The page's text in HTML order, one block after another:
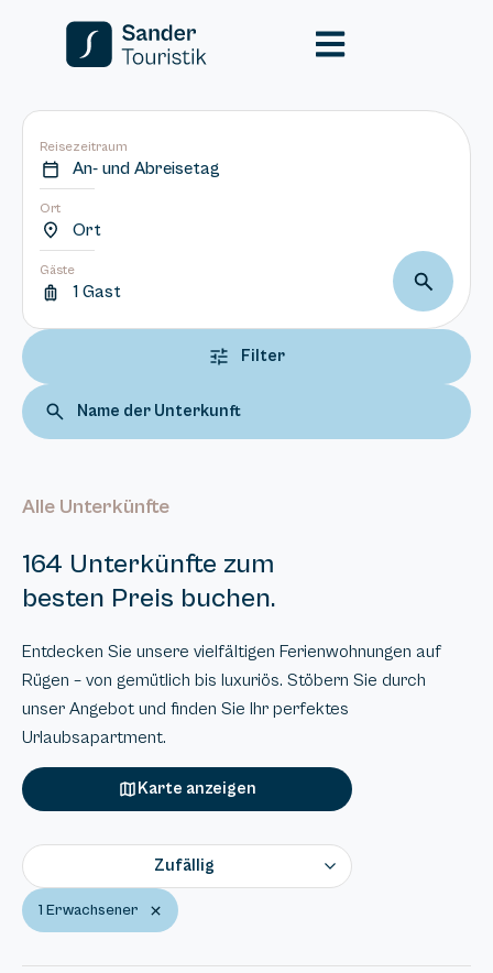
Reisezeitraum
An- und Abreisetag
Ort
Ort
Gäste
1 Gast
Filter
Name der Unterkunft
Alle Unterkünfte
164 Unterkünfte zum
besten Preis buchen.
Entdecken Sie unsere vielfältigen Ferienwohnungen auf
Rügen – von gemütlich bis luxuriös. Stöbern Sie durch
unser Angebot und finden Sie Ihr perfektes
Urlaubsapartment.
Karte anzeigen
1 Erwachsener
Zufällig